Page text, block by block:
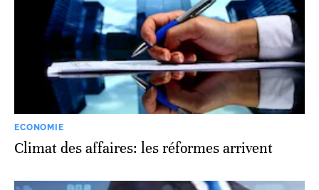
ECONOMIE
Climat des affaires: les réformes arrivent